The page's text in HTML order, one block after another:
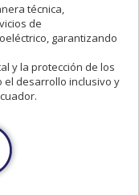
técnica,
de
garantizando
y la protección de los
el desarrollo inclusivo y